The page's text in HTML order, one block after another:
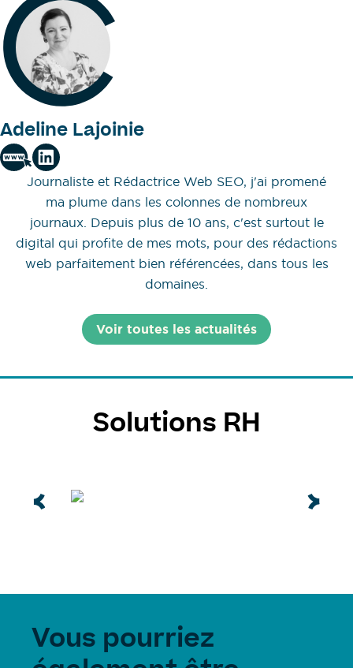
Adeline Lajoinie
Journaliste et Rédactrice Web SEO, j'ai promené
ma plume dans les colonnes de nombreux
journaux. Depuis plus de 10 ans, c'est surtout le
digital qui profite de mes mots, pour des rédactions
web parfaitement bien référencées, dans tous les
domaines.
Voir toutes les actualités
Solutions RH
Vous pourriez